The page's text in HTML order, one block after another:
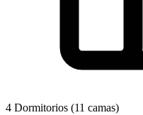
4 Dormitorios (11 camas)